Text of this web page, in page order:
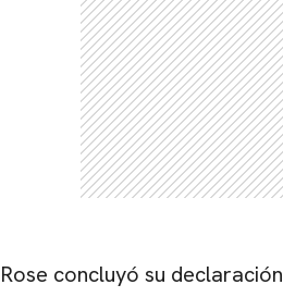
Rose concluyó su